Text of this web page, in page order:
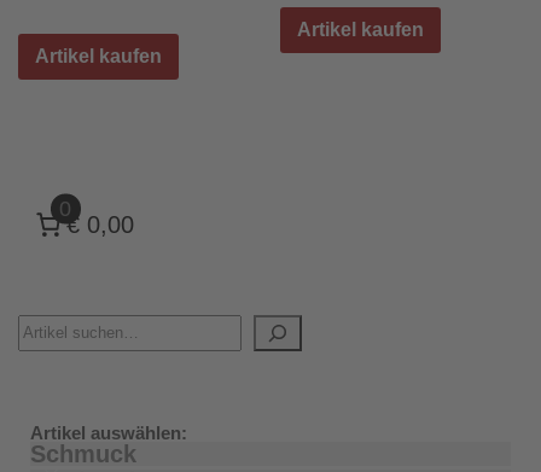
Artikel kaufen
Artikel kaufen
0
€ 0,00
Artikel auswählen:
Schmuck